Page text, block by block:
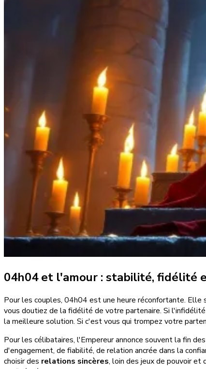
04h04 et l'amour : stabilité, fidélité
Pour les couples, 04h04 est une heure réconfortante. Elle
vous doutiez de la fidélité de votre partenaire. Si
la meilleure solution. Si c'est vous qui trompez votre
Pour les célibataires, l'Empereur annonce souvent la fin
d'engagement, de fiabilité, de relation ancrée dans la
choisir des relations sincères, loin des jeux de pouvoir